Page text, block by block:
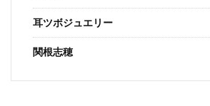
耳ツボジュエリー
関根志穂